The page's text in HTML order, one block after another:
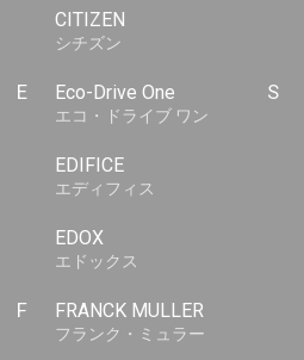
CITIZEN
シチズン
E Eco-Drive One
エコ・ドライブ ワン
EDIFICE
エディフィス
EDOX
エドックス
F FRANCK MULLER
フランク・ミュラー
S